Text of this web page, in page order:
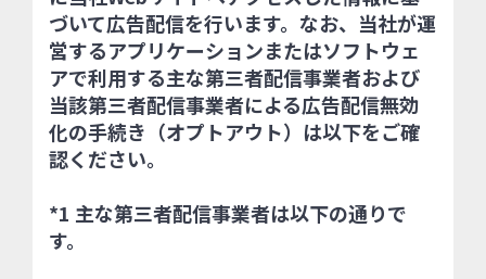
づいて広告配信を行います。なお、当社が運
営するアプリケーションまたはソフトウェ
アで利用する主な第三者配信事業者および
当該第三者配信事業者による広告配信無効
化の手続き（オプトアウト）は以下をご確
認ください。
*1 主な第三者配信事業者は以下の通りで
す。